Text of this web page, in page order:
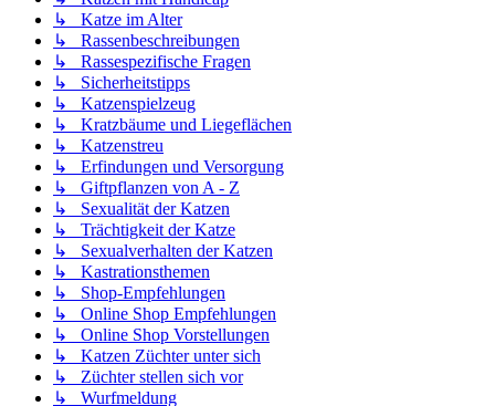
↳ Katze im Alter
↳ Rassenbeschreibungen
↳ Rassespezifische Fragen
↳ Sicherheitstipps
↳ Katzenspielzeug
↳ Kratzbäume und Liegeflächen
↳ Katzenstreu
↳ Erfindungen und Versorgung
↳ Giftpflanzen von A - Z
↳ Sexualität der Katzen
↳ Trächtigkeit der Katze
↳ Sexualverhalten der Katzen
↳ Kastrationsthemen
↳ Shop-Empfehlungen
↳ Online Shop Empfehlungen
↳ Online Shop Vorstellungen
↳ Katzen Züchter unter sich
↳ Züchter stellen sich vor
↳ Wurfmeldung